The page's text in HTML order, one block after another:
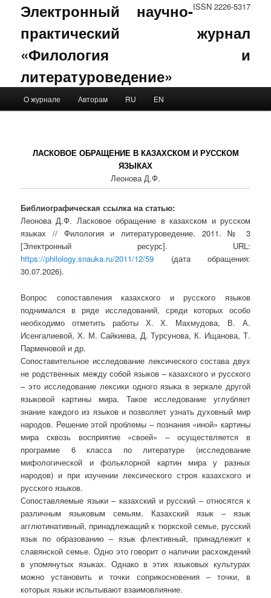
ISSN 2226-5317
Электронный научно-
практический журнал
«Филология и
литературоведение»
Skip to primary content
Skip to secondary content
О журнале Авторам RU EN
ЛАСКОВОЕ ОБРАЩЕНИЕ В КАЗАХСКОМ И РУССКОМ
ЯЗЫКАХ
Леонова Д.Ф.
Библиографическая ссылка на статью:
Леонова Д.Ф. Ласковое обращение в казахском и русском
языках // Филология и литературоведение. 2011. № 3
[Электронный ресурс]. URL:
https://philology.snauka.ru/2011/12/59 (дата обращения:
30.07.2026).
Вопрос сопоставления казахского и русского языков
поднимался в ряде исследований, среди которых особо
необходимо отметить работы Х. Х. Махмудова, В. А.
Исенгалиевой, Х. М. Сайкиева, Д. Турсунова, К. Ищанова, Т.
Парменовой и др.
Сопоставительное исследование лексического состава двух
не родственных между собой языков – казахского и русского
– это исследование лексики одного языка в зеркале другой
языковой картины мира. Такое исследование углубляет
знание каждого из языков и позволяет узнать духовный мир
народов. Решение этой проблемы – познания «иной» картины
мира сквозь восприятие «своей» – осуществляется в
программе 6 класса по литературе (исследование
мифологической и фольклорной картин мира у разных
народов) и при изучении лексического строя казахского и
русского языков.
Сопоставляемые языки – казахский и русский – относятся к
различным языковым семьям. Казахский язык – язык
агглютинативный, принадлежащий к тюркской семье, русский
язык по образованию – язык флективный, принадлежит к
славянской семье. Одно это говорит о наличии расхождений
в упомянутых языках. Однако в этих языковых культурах
можно установить и точки соприкосновения – точки, в
которых языки испытывают взаимовлияние.